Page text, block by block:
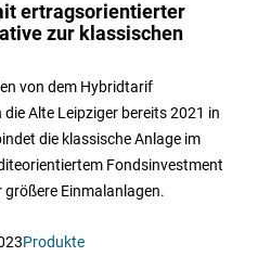
ertragsorientierter
zur klassischen
von dem Hybridtarif
Alte Leipziger bereits 2021 in
die klassische Anlage im
Fondsinvestment
Einmalanlagen.
Produkte